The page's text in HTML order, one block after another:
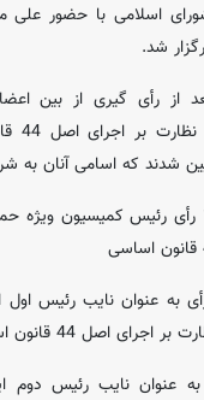
اسلامی با حضور علی
شد.
از رأی گیری از بین
شدند که اسامی آنان به
-حمیدرضا فولادگر با 12 رأی رئیس
پاپی زاده با 8 رأی به عنوان نایب
اصل 44 قانون اساسی
با 8 رأی به عنوان نایب